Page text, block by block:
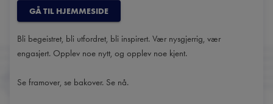
GÅ TIL HJEMMESIDE
Bli begeistret, bli utfordret, bli inspirert. Vær nysgjerrig, vær
engasjert. Opplev noe nytt, og opplev noe kjent.
Se framover, se bakover. Se nå.